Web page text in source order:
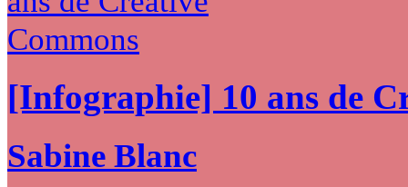
[Infographie] 10 ans de
Sabine Blanc